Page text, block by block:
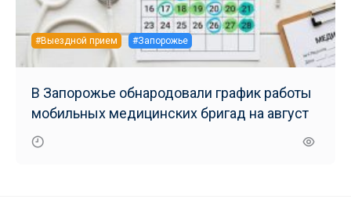
#Выездной прием #Запорожье
В Запорожье обнародовали график работы
мобильных медицинских бригад на август